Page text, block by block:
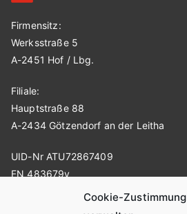
Cookie-Zustimmung
Firmensitz:
Werksstraße 5
A-2451 Hof / Lbg.
Filiale:
Hauptstraße 88
A-2434 Götzendorf an der Leitha
UID-Nr ATU72867409
FN 483679v